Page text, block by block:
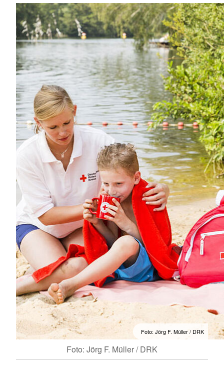
Foto: Jörg F. Müller / DRK
Foto: Jörg F. Müller / DRK